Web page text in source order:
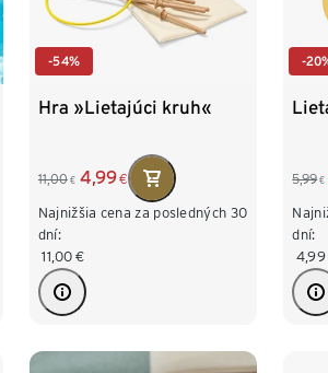
-54%
Hra »Lietajúci kruh«
11,00 € 4,99€
Najnižšia cena za posledných 30
dní:
11,00 €
-
5,99 €
dní:
4,99